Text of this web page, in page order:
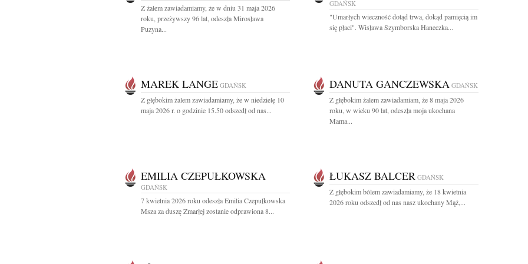
Z żalem zawiadamiamy, że w dniu 31 maja 2026
roku, przeżywszy 96 lat, odeszła Mirosława
Puzyna...
GDAŃSK
"Umarłych wieczność dotąd trwa, dokąd pamięcią im
się płaci". Wisława Szymborska Haneczka...
MAREK LANGE GDAŃSK
Z głębokim żalem zawiadamiamy, że w niedzielę 10
maja 2026 r. o godzinie 15.50 odszedł od nas...
DANUTA GANCZEWSKA GDAŃSK
Z głębokim żalem zawiadamiam, że 8 maja 2026
roku, w wieku 90 lat, odeszła moja ukochana
Mama...
EMILIA CZEPUŁKOWSKA
GDAŃSK
7 kwietnia 2026 roku odeszła Emilia Czepułkowska
Msza za duszę Zmarłej zostanie odprawiona 8...
ŁUKASZ BALCER GDAŃSK
Z głębokim bólem zawiadamiamy, że 18 kwietnia
2026 roku odszedł od nas nasz ukochany Mąż,...